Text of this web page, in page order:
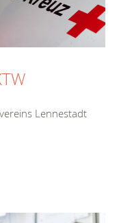
Lennestadt